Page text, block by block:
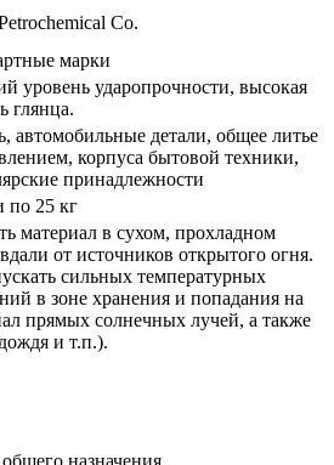
Co.
марки
уровень ударопрочности, высокая
глянца.
автомобильные детали, общее литье
корпуса бытовой техники,
принадлежности
25 кг
материал в сухом, прохладном
от источников открытого огня.
сильных температурных
в зоне хранения и попадания на
прямых солнечных лучей, а также
и т.п.).
назначения